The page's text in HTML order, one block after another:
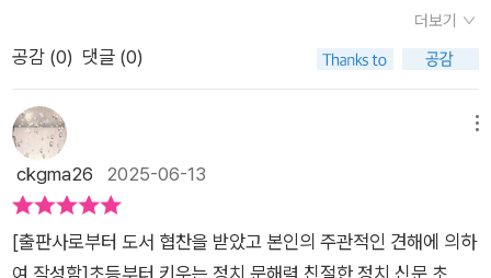
만.​신문 기사를 읽고내 생각도 정리해 보고일상 속 사회 정치적인
면을 쉽게 이해할 수 있도록 정치 여행을 떠나 보자​정치 꿈나무인
있도록 이끌어주는친절한 정치 신문이다♡[출판사로부터 도서
협찬을 받았고 본인의 주관적인 견해에 의하여 작성함]
사로부터 도서 협찬을 받았고 본인의 주관적인 견해에 의하여 작
성함]
범위한 정치라는 분야를 설명하기에 너무 버겁다고 느껴졌습니
다. 그런데 썬더키즈 출판사에서 [친절한 정치 신문] 이 나와서
되었습니다. 서울미래교육연구회 의 여러 초등학교 교사들이 만
든 [친절한 정치 신문] 이예요. 이 책을 읽는 친구들에게 라는 작
가의 말을 보니 이 책을 어떤 마음으로 만들었는지 선생님들의 마
과 사회에 대해 더 깊은 이해를 하려는 멋진 첫걸음을 내디딘 거
더보기
공감 (0) 댓글 (0)
ckgma26 2025-06-13
[출판사로부터 도서 협찬을 받았고 본인의 주관적인 견해에 의하